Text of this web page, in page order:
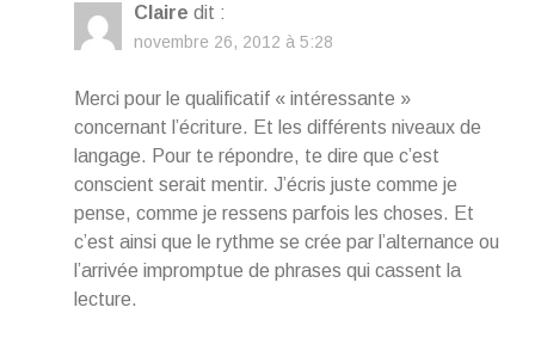
Claire dit :
novembre 26, 2012 à 5:28
Merci pour le qualificatif « intéressante »
concernant l’écriture. Et les différents niveaux de
langage. Pour te répondre, te dire que c’est
conscient serait mentir. J’écris juste comme je
pense, comme je ressens parfois les choses. Et
c’est ainsi que le rythme se crée par l’alternance ou
l’arrivée impromptue de phrases qui cassent la
lecture.